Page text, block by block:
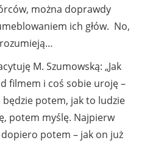
można doprawdy
ich głów. No,
M. Szumowską: „Jak
filmem i coś sobie uroję –
potem, jak to ludzie
potem myślę. Najpierw
potem – jak on już